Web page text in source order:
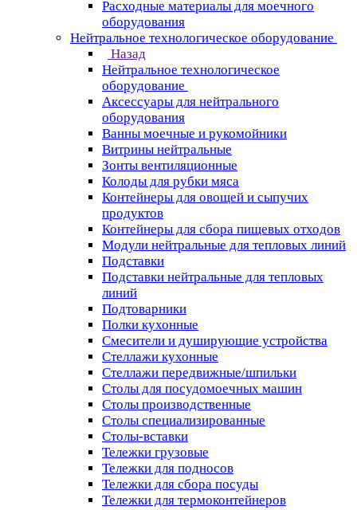
Расходные материалы для моечного
оборудования
Нейтральное технологическое оборудование
Назад
Нейтральное технологическое
оборудование
Аксессуары для нейтрального
оборудования
Ванны моечные и рукомойники
Витрины нейтральные
Зонты вентиляционные
Колоды для рубки мяса
Контейнеры для овощей и сыпучих
продуктов
Контейнеры для сбора пищевых отходов
Модули нейтральные для тепловых линий
Подставки
Подставки нейтральные для тепловых
линий
Подтоварники
Полки кухонные
Смесители и душирующие устройства
Стеллажи кухонные
Стеллажи передвижные/шпильки
Столы для посудомоечных машин
Столы производственные
Столы специализированные
Столы-вставки
Тележки грузовые
Тележки для подносов
Тележки для сбора посуды
Тележки для термоконтейнеров